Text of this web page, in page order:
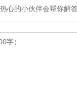
心的小伙伴会帮你解